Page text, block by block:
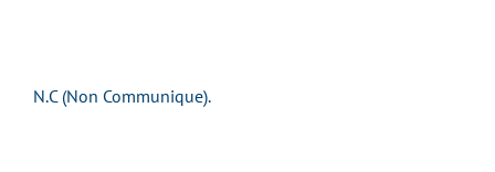
N.C (Non Communique).